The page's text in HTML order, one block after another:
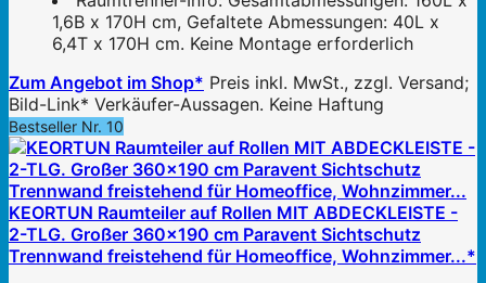
1,6B x 170H cm, Gefaltete Abmessungen: 40L x
6,4T x 170H cm. Keine Montage erforderlich
Zum Angebot im Shop* Preis inkl. MwSt., zzgl. Versand;
Bild-Link* Verkäufer-Aussagen. Keine Haftung
Bestseller Nr. 10
KEORTUN Raumteiler auf Rollen MIT ABDECKLEISTE -
2-TLG. Großer 360x190 cm Paravent Sichtschutz
Trennwand freistehend für Homeoffice, Wohnzimmer...*